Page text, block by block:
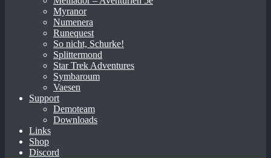
Myranor
Numenera
Runequest
So nicht, Schurke!
Splittermond
Star Trek Adventures
Symbaroum
Vaesen
Support
Demoteam
Downloads
Links
Shop
Discord